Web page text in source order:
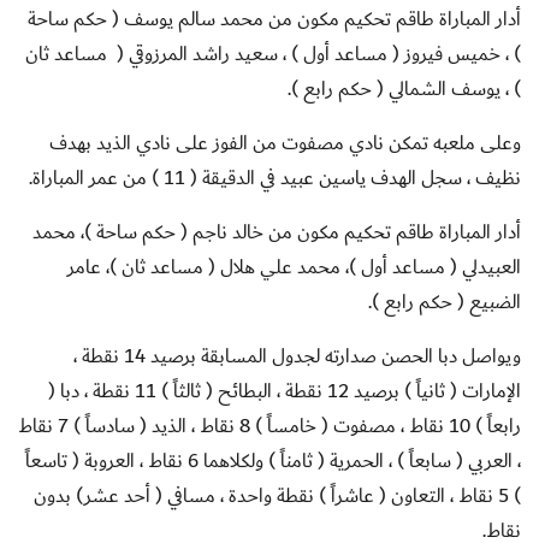
أدار المباراة طاقم تحكيم مكون من محمد سالم يوسف ( حكم ساحة
) ، خميس فيروز ( مساعد أول ) ، سعيد راشد المرزوقي ( مساعد ثان
) ، يوسف الشمالي ( حكم رابع ).
وعلى ملعبهتمكن نادي مصفوت من الفوز على نادي الذيد بهدف
نظيف ، سجل الهدف ياسين عبيد في الدقيقة ( 11 ) من عمر المباراة.
أدار المباراة طاقم تحكيم مكون من خالد ناجم ( حكم ساحة )، محمد
العبيدلي ( مساعد أول )، محمد علي هلال ( مساعد ثان )، عامر
الضبيع ( حكم رابع ).
ويواصل دبا الحصن صدارته لجدول المسابقة برصيد 14 نقطة ،
الإمارات ( ثانياً ) برصيد 12 نقطة ، البطائح ( ثالثاً ) 11 نقطة ، دبا (
رابعاً ) 10 نقاط ، مصفوت ( خامساً ) 8 نقاط ، الذيد ( سادساً ) 7 نقاط
، العربي ( سابعاً ) ، الحمرية ( ثامناً ) ولكلاهما 6 نقاط ، العروبة ( تاسعاً
) 5 نقاط ، التعاون ( عاشراً ) نقطة واحدة ، مسافي ( أحد عشر) بدون
نقاط.